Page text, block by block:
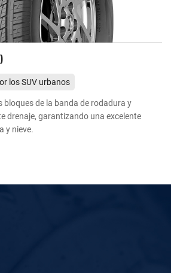
los SUV urbanos
bloques de la banda de rodadura y
drenaje, garantizando una excelente
y nieve.